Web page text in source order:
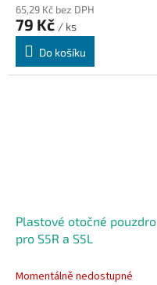
65,29 Kč bez DPH
79 Kč / ks
Do košíku
Plastové otočné pouzdro
pro S5R a S5L
Momentálně nedostupné